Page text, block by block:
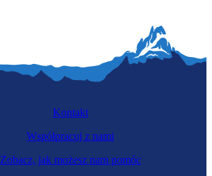
Kontakt
Współpracuj z nami
Zobacz, jak możesz nam pomóc